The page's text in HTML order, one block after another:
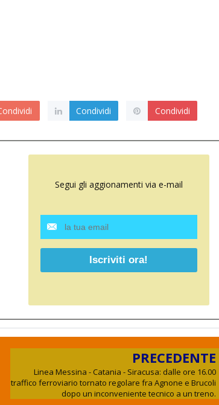
Condividi Condividi
Segui gli aggionamenti via e-mail
PRECEDENTE
Linea Messina - Catania - Siracusa: dalle ore 16.00
traffico ferroviario tornato regolare fra Agnone e Brucoli
dopo un inconveniente tecnico a un treno.